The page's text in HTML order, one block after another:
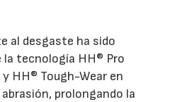
al desgaste ha sido
tecnología HH® Pro
HH® Tough-Wear en
prolongando la